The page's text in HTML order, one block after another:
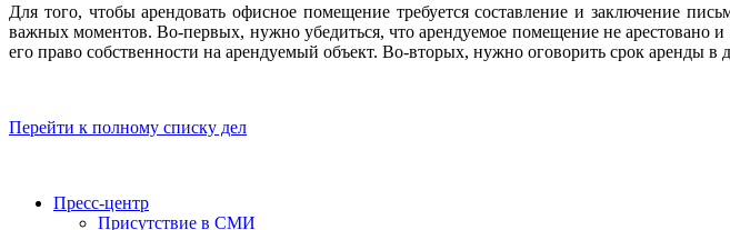
Для того, чтобы арендовать офисное помещение требуется составление и заключение
важных моментов. Во-первых, нужно убедиться, что арендуемое помещение не арестовано
его право собственности на арендуемый объект. Во-вторых, нужно оговорить срок аренды в
Перейти к полному списку дел
Пресс-центр
Присутствие в СМИ